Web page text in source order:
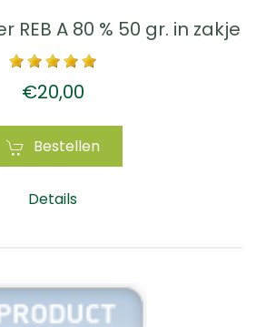
REB A 80 % 50 gr. in zakje
€20,00
Bestellen
Details